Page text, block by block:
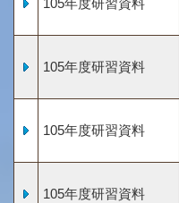
105年度研習資料
105年度研習資料
105年度研習資料
105年度研習資料